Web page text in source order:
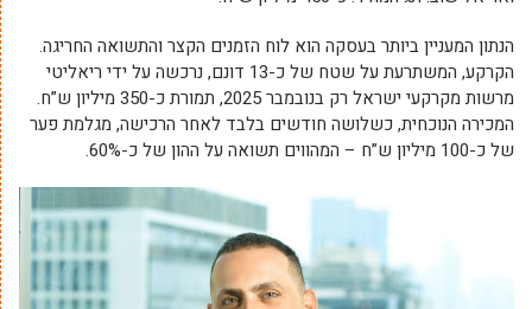
הנתון המעניין ביותר בעסקה הוא לוח הזמנים הקצר והתשואה החריגה.
הקרקע, המשתרעת על שטח של כ-13 דונם, נרכשה על ידי ריאליטי
מרשות מקרקעי ישראל רק בנובמבר 2025, תמורת כ-350 מיליון ש”ח.
המכירה הנוכחית, כשלושה חודשים בלבד לאחר הרכישה, מגלמת פער
של כ-100 מיליון ש”ח – המהווים תשואה על ההון של כ-60%
.